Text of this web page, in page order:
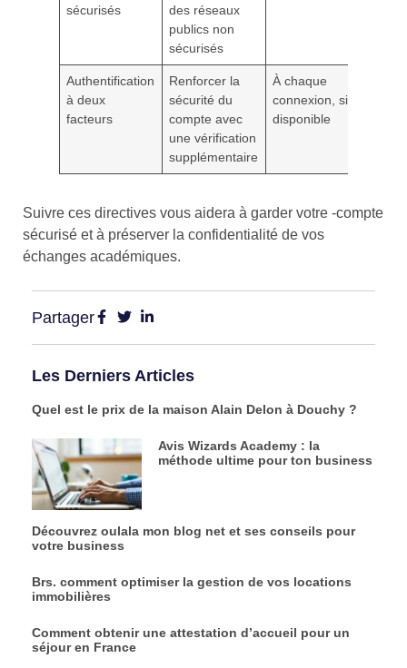
sécurisés
des réseaux
publics non
sécurisés
Authentification
à deux
facteurs
Renforcer la
sécurité du
compte avec
une vérification
supplémentaire
À chaque
connexion, si
disponible
Suivre ces directives vous aidera à garder votre -compte
sécurisé et à préserver la confidentialité de vos
échanges académiques.
Partager
Les Derniers Articles
Quel est le prix de la maison Alain Delon à Douchy ?
Avis Wizards Academy : la
méthode ultime pour ton business
Découvrez oulala mon blog net et ses conseils pour
votre business
Brs. comment optimiser la gestion de vos locations
immobilières
Comment obtenir une attestation d’accueil pour un
séjour en France